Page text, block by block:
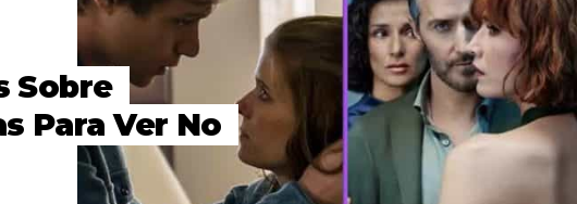
Sobre
Para Ver No